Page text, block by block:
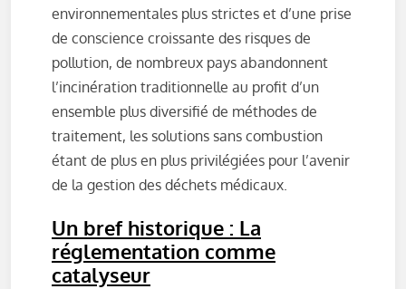
environnementales plus strictes et d’une prise
de conscience croissante des risques de
pollution, de nombreux pays abandonnent
l’incinération traditionnelle au profit d’un
ensemble plus diversifié de méthodes de
traitement, les solutions sans combustion
étant de plus en plus privilégiées pour l’avenir
de la gestion des déchets médicaux.
Un bref historique : La
réglementation comme
catalyseur